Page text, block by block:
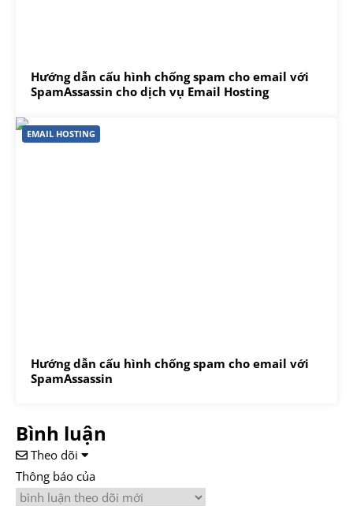
Hướng dẫn cấu hình chống spam cho email với
SpamAssassin cho dịch vụ Email Hosting
EMAIL HOSTING
Hướng dẫn cấu hình chống spam cho email với
SpamAssassin
Bình luận
Theo dõi
Thông báo của